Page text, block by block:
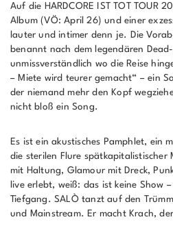
Auf die HARDCORE IST TOT TOUR
Album (VÖ: April 26) und einer
lauter und intimer denn je. Die
benannt nach dem legendären
unmissverständlich wo die Reise
– Miete wird teurer gemacht“ – ein
der niemand mehr den Kopf
nicht bloß ein Song.
Es ist ein akustisches Pamphlet, ein
die sterilen Flure spätkapitalistischer
mit Haltung, Glamour mit Dreck,
live erlebt, weiß: das ist keine Show
Tiefgang. SALÒ tanzt auf den
und Mainstream. Er macht Krach,